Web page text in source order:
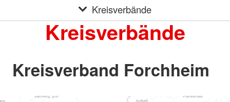
Kreisverbände
Kreisverbände
Kreisverband Forchheim